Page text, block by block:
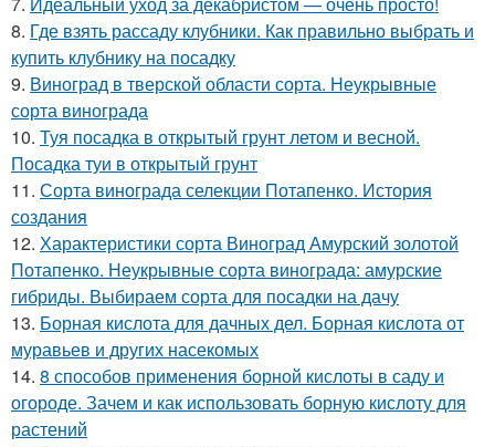
8. Где взять рассаду клубники. Как правильно выбрать и
купить клубнику на посадку
9. Виноград в тверской области сорта. Неукрывные
сорта винограда
10. Туя посадка в открытый грунт летом и весной.
Посадка туи в открытый грунт
11. Сорта винограда селекции Потапенко. История
создания
12. Характеристики сорта Виноград Амурский золотой
Потапенко. Неукрывные сорта винограда: амурские
гибриды. Выбираем сорта для посадки на дачу
13. Борная кислота для дачных дел. Борная кислота от
муравьев и других насекомых
14. 8 способов применения борной кислоты в саду и
огороде. Зачем и как использовать борную кислоту для
растений